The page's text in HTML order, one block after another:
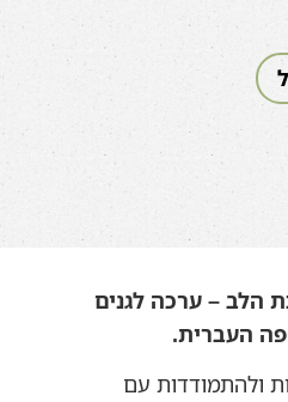
– ערכה לגנים
העברית.
ולהתמודדות עם